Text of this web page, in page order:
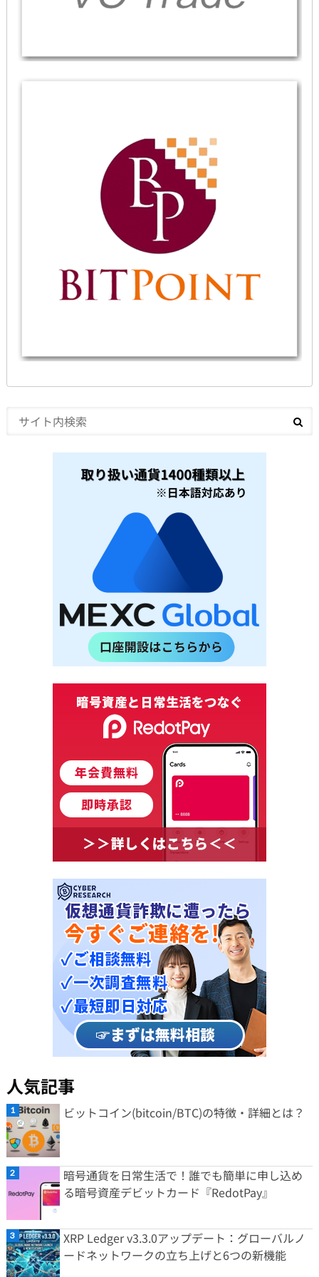
人気記事
ビットコイン(bitcoin/BTC)の特徴・詳細とは？
暗号通貨を日常生活で！誰でも簡単に申し込め
る暗号資産デビットカード『RedotPay』
XRP Ledger v3.3.0アップデート：グローバルノ
ードネットワークの立ち上げと6つの新機能